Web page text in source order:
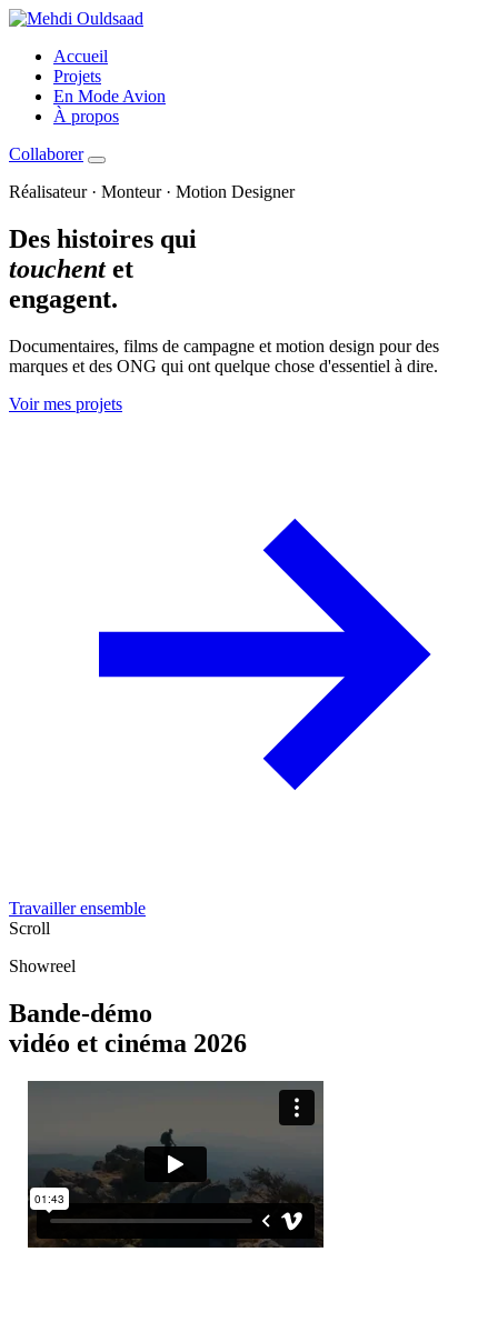
Accueil
Projets
En Mode Avion
À propos
Collaborer
Réalisateur · Monteur · Motion Designer
Des histoires qui
touchentet
engagent.
Documentaires, films de campagne et motion design pour des
marques et des ONG qui ont quelque chose d'essentiel à dire.
Voir mes projets
Travailler ensemble
Scroll
Showreel
Bande-démo
vidéo et cinéma 2026